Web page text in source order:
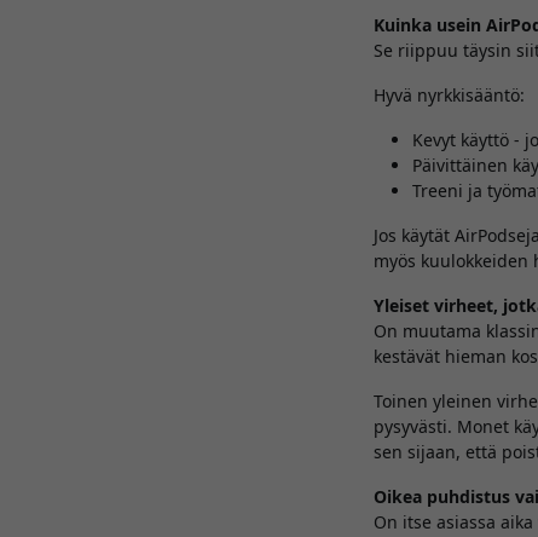
Kuinka usein
Se riippuu täysin
Hyvä nyrkkisääntö:
Kevyt käyttö -
Päivittäinen
Treeni ja
Jos käytät
myös kuulokkeiden
Yleiset virheet,
On muutama
kestävät hieman
Toinen yleinen
pysyvästi. Monet
sen sijaan, että
Oikea puhdistus
On itse asiassa